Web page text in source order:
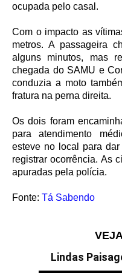
ocupada pelo casal.
Com o impacto as
metros. A passageira
alguns minutos, mas
chegada do SAMU e
conduzia a moto
fratura na perna direita.
Os dois foram
para atendimento
esteve no local para
registrar ocorrência. As
apuradas pela polícia.
Fonte: Tá Sabendo
Lindas